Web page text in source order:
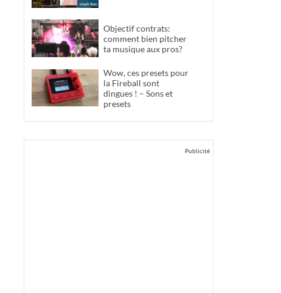
Objectif contrats:
comment bien pitcher
ta musique aux pros?
Wow, ces presets pour
la Fireball sont
dingues ! – Sons et
presets
Publicité